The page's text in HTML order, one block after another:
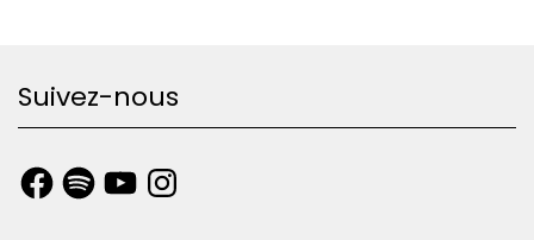
Suivez-nous